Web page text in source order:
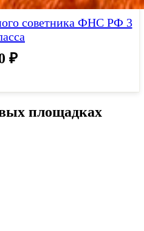
советника ФНС РФ 3
₽
площадках